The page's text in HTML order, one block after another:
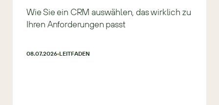
Wie Sie ein CRM auswählen, das wirklich zu
Ihren Anforderungen passt
08.07.2026 LEITFADEN